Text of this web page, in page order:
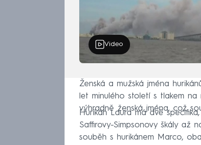
Video
Ženská a mužská jména
let minulého století s tlakem
výhradně ženská jména, což
Hurikán Laura má dvě
Saffirovy-Simpsonovy škály až
souběh s hurikánem Marco,